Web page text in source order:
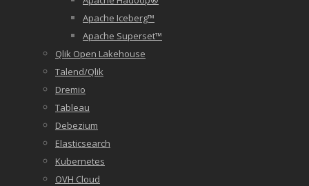
Apache Iceberg™
Apache Superset™
Qlik Open Lakehouse
Talend/Qlik
Dremio
Tableau
Debezium
Elasticsearch
Kubernetes
OVH Cloud